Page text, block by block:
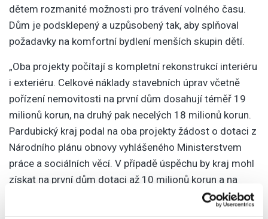
dětem rozmanité možnosti pro trávení volného času.
Dům je podsklepený a uzpůsobený tak, aby splňoval
požadavky na komfortní bydlení menších skupin dětí.
„Oba projekty počítají s kompletní rekonstrukcí interiéru
i exteriéru. Celkové náklady stavebních úprav včetně
pořízení nemovitosti na první dům dosahují téměř 19
milionů korun, na druhý pak necelých 18 milionů korun.
Pardubický kraj podal na oba projekty žádost o dotaci z
Národního plánu obnovy vyhlášeného Ministerstvem
práce a sociálních věcí. V případě úspěchu by kraj mohl
získat na první dům dotaci až 10 milionů korun a na
druhý až 14 milionů korun,“ doplnil Pavel Štefka.